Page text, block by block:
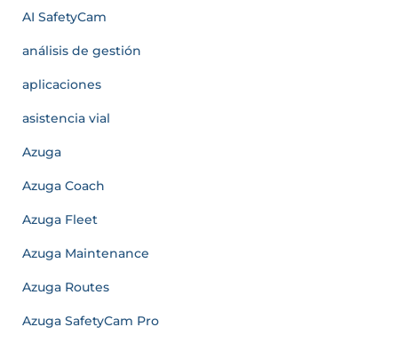
AI SafetyCam
análisis de gestión
aplicaciones
asistencia vial
Azuga
Azuga Coach
Azuga Fleet
Azuga Maintenance
Azuga Routes
Azuga SafetyCam Pro